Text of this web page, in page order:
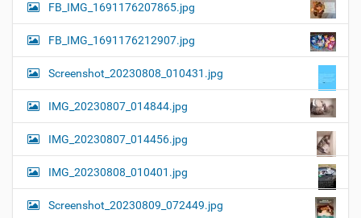
FB_IMG_1691176207865.jpg
FB_IMG_1691176212907.jpg
Screenshot_20230808_010431.jpg
IMG_20230807_014844.jpg
IMG_20230807_014456.jpg
IMG_20230808_010401.jpg
Screenshot_20230809_072449.jpg